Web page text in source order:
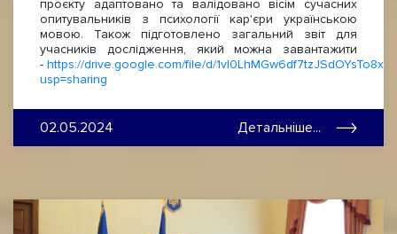
проєкту адаптовано та валідовано вісім сучасних
опитувальників з психології кар'єри українською
мовою. Також підготовлено загальний звіт для
учасників дослідження, який можна завантажити
- https://drive.google.com/file/d/
usp=sharing
02.05.2024 Детальніше...